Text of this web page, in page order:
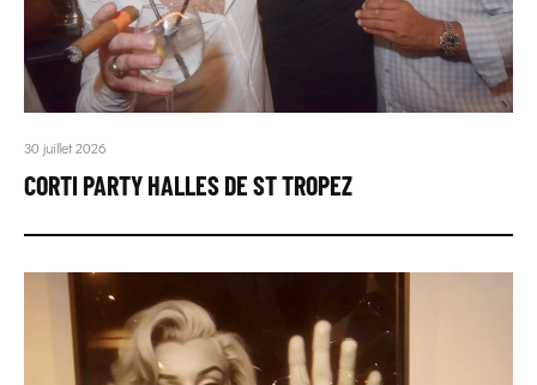
30 juillet 2026
CORTI PARTY HALLES DE ST TROPEZ